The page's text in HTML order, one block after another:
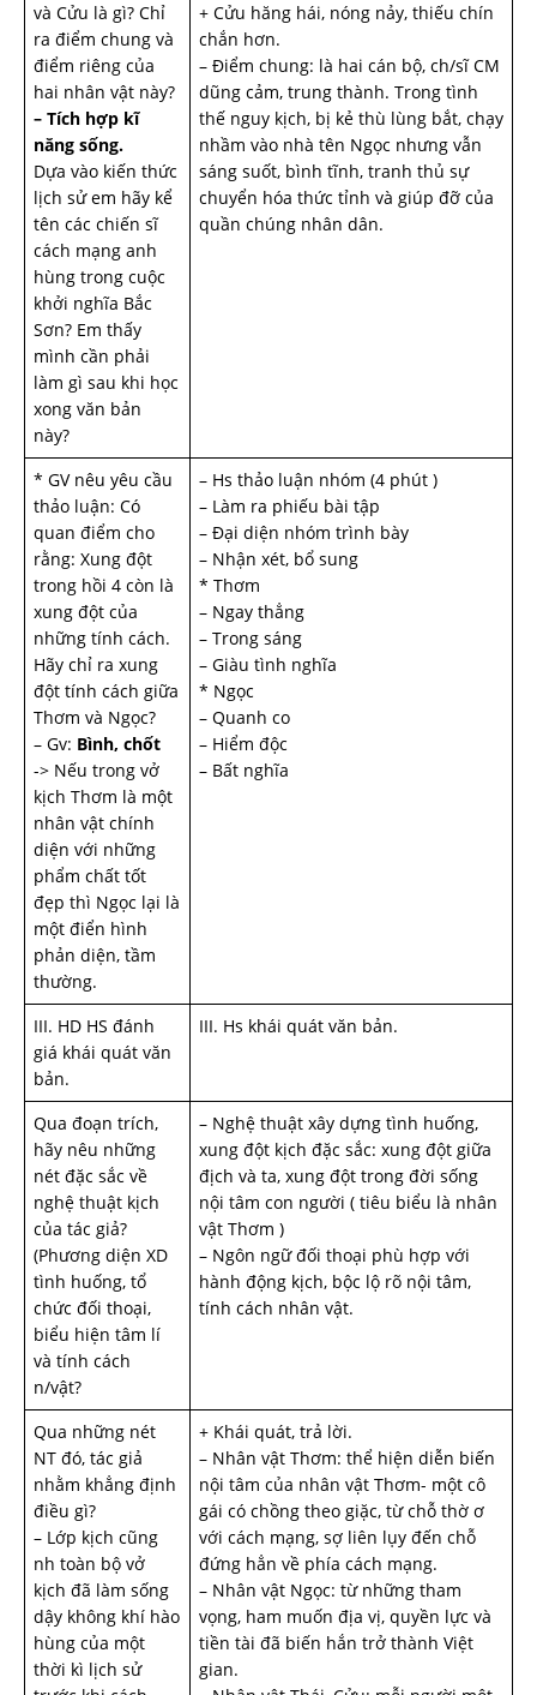
và Cửu là gì? Chỉ
ra điểm chung và
điểm riêng của
hai nhân vật này?
– Tích hợp kĩ
năng sống.
Dựa vào kiến thức
lịch sử em hãy kể
tên các chiến sĩ
cách mạng anh
hùng trong cuộc
khởi nghĩa Bắc
Sơn? Em thấy
mình cần phải
làm gì sau khi học
xong văn bản
này?
+ Cửu hăng hái, nóng nảy, thiếu chín
chắn hơn.
– Điểm chung: là hai cán bộ, ch/sĩ CM
dũng cảm, trung thành. Trong tình
thế nguy kịch, bị kẻ thù lùng bắt, chạy
nhầm vào nhà tên Ngọc nhưng vẫn
sáng suốt, bình tĩnh, tranh thủ sự
chuyển hóa thức tỉnh và giúp đỡ của
quần chúng nhân dân.
* GV nêu yêu cầu
thảo luận: Có
quan điểm cho
rằng: Xung đột
trong hồi 4 còn là
xung đột của
những tính cách.
Hãy chỉ ra xung
đột tính cách giữa
Thơm và Ngọc?
– Gv: Bình, chốt
-> Nếu trong vở
kịch Thơm là một
nhân vật chính
diện với những
phẩm chất tốt
đẹp thì Ngọc lại là
một điển hình
phản diện, tầm
th­ường.
– Hs thảo luận nhóm (4 phút )
– Làm ra phiếu bài tập
– Đại diện nhóm trình bày
– Nhận xét, bổ sung
* Thơm
– Ngay thẳng
– Trong sáng
– Giàu tình nghĩa
* Ngọc
– Quanh co
– Hiểm độc
– Bất nghĩa
III. HD HS đánh
giá khái quát văn
bản.
III. Hs khái quát văn bản.
Qua đoạn trích,
hãy nêu những
nét đặc sắc về
nghệ thuật kịch
của tác giả?
(Phương diện XD
tình huống, tổ
chức đối thoại,
biểu hiện tâm lí
và tính cách
n/vật?
– Nghệ thuật xây dựng tình huống,
xung đột kịch đặc sắc: xung đột giữa
địch và ta, xung đột trong đời sống
nội tâm con người ( tiêu biểu là nhân
vật Thơm )
– Ngôn ngữ đối thoại phù hợp với
hành động kịch, bộc lộ rõ nội tâm,
tính cách nhân vật.
Qua những nét
NT đó, tác giả
nhằm khẳng định
điều gì?
– Lớp kịch cũng
nh­ toàn bộ vở
kịch đã làm sống
dậy không khí hào
hùng của một
thời kì lịch sử
+ Khái quát, trả lời.
– Nhân vật Thơm: thể hiện diễn biến
nội tâm của nhân vật Thơm- một cô
gái có chồng theo giặc, từ chỗ thờ ơ
với cách mạng, sợ liên lụy đến chỗ
đứng hẳn về phía cách mạng.
– Nhân vật Ngọc: từ những tham
vọng, ham muốn địa vị, quyền lực và
tiền tài đã biến hắn trở thành Việt
gian.